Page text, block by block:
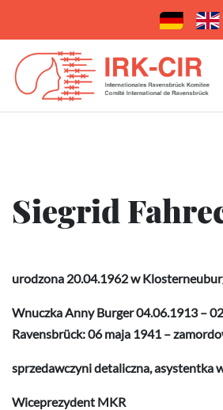
Siegrid
urodzona 20.04.1962 w
Wnuczka Anny Burger 04.06.1913 –
Ravensbrück: 06 maja 1941 –
sprzedawczyni detaliczna, asystentka
Wiceprezydent MKR